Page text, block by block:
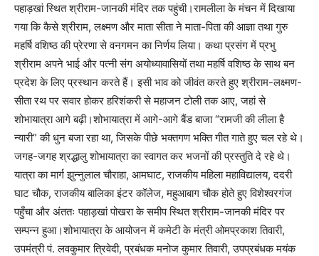
पहाड़खां स्थित श्रीराम-जानकी मंदिर तक पहुंची।रामलीला के मंचन में दिखाया
गया कि कैसे श्रीराम, लक्ष्मण और माता सीता ने माता-पिता की आज्ञा तथा गुरु
महर्षि वशिष्ठ की प्रेरणा से वनगमन का निर्णय लिया। कथा प्रसंग में प्रभु
श्रीराम अपने भाई और पत्नी संग अयोध्यावासियों तथा महर्षि वशिष्ठ के साथ बन
प्रदेश के लिए प्रस्थान करते हैं। इसी भाव को जीवंत करते हुए श्रीराम-लक्ष्मण-
सीता रथ पर सवार होकर हरिशंकरी से महाजन टोली तक आए, जहां से
शोभायात्रा आगे बढ़ी।शोभायात्रा में आगे-आगे बैंड बाजा “रामजी की लीला है
न्यारी” की धुन बजा रहा था, जिसके पीछे भक्तगण भक्ति गीत गाते हुए चल रहे थे।
जगह-जगह श्रद्धालु शोभायात्रा का स्वागत कर भजनों की प्रस्तुति दे रहे थे।
यात्रा का मार्ग झुन्नुलाल चौराहा, आमघाट, राजकीय महिला महाविद्यालय, ददरी
घाट चौक, राजकीय बालिका इंटर कॉलेज, महुआबाग चौक होते हुए विशेश्वरगंज
पहुँचा और अंततः पहाड़खां पोखरा के समीप स्थित श्रीराम-जानकी मंदिर पर
सम्पन्न हुआ।शोभायात्रा के आयोजन में कमेटी के मंत्री ओमप्रकाश तिवारी,
उपमंत्री पं. लवकुमार त्रिवेदी, प्रबंधक मनोज कुमार तिवारी, उपप्रबंधक मयंक